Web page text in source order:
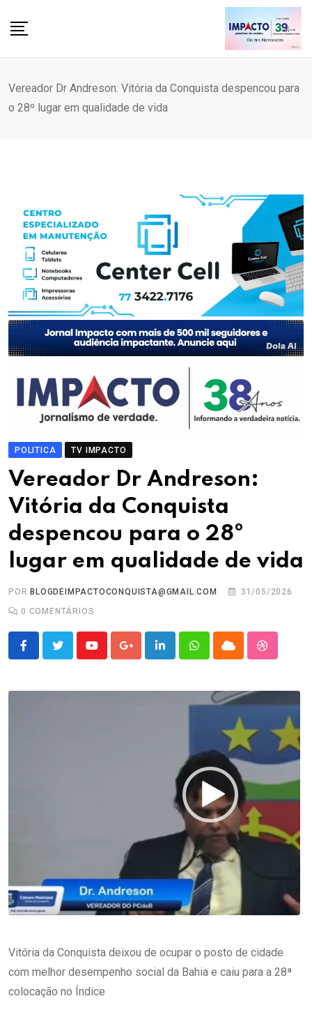
Vereador Dr Andreson: Vitória da Conquista despencou para
o 28º lugar em qualidade de vida
POLITICA TV IMPACTO
Vereador Dr Andreson:
Vitória da Conquista
despencou para o 28º
lugar em qualidade de vida
POR BLOGDEIMPACTOCONQUISTA@GMAIL.COM
31/05/2026
0 COMENTÁRIOS
YoutubeGoogle+LinkedInWhatsappCloud
Vitória da Conquista deixou de ocupar o posto de cidade
com melhor desempenho social da Bahia e caiu para a 28ª
colocação no Índice